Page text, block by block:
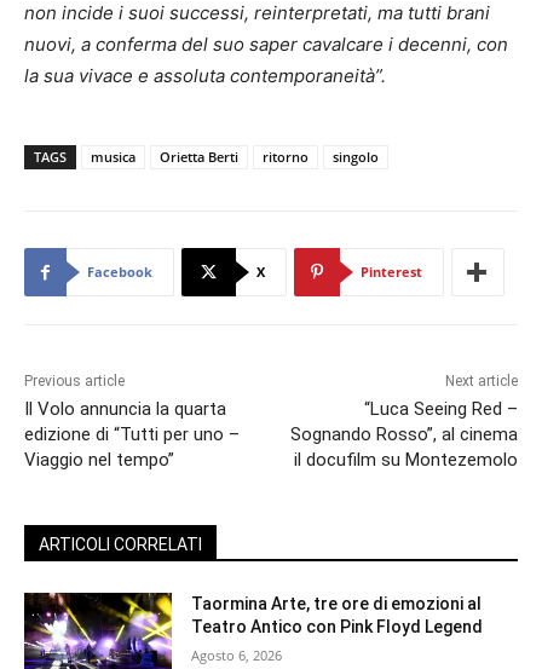
non incide i suoi successi, reinterpretati, ma tutti brani
nuovi, a conferma del suo saper cavalcare i decenni, con
la sua vivace e assoluta contemporaneità”.
TAGS musica Orietta Berti ritorno singolo
Facebook X Pinterest
Previous article
Il Volo annuncia la quarta
edizione di “Tutti per uno –
Viaggio nel tempo”
Next article
“Luca Seeing Red –
Sognando Rosso”, al cinema
il docufilm su Montezemolo
ARTICOLI CORRELATI
Taormina Arte, tre ore di emozioni al
Teatro Antico con Pink Floyd Legend
Agosto 6, 2026